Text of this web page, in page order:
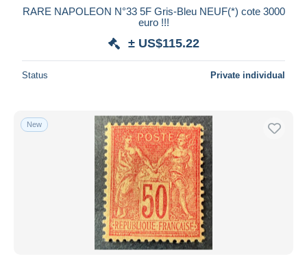
RARE NAPOLEON N°33 5F Gris-Bleu NEUF(*) cote 3000
euro !!!
± US$115.22
Status Private individual
New